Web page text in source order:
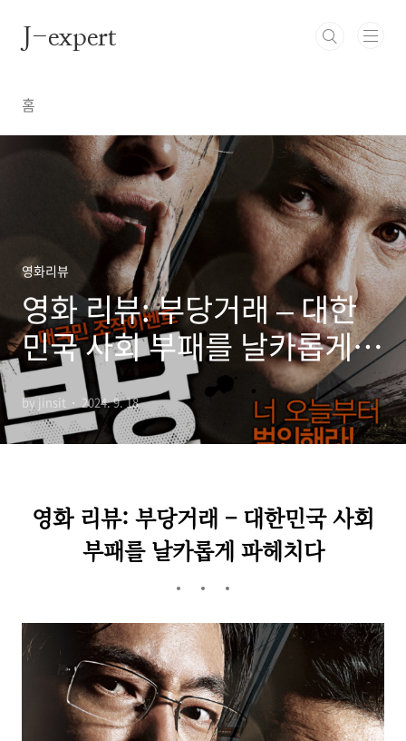
J-expert
홈
영화리뷰
영화 리뷰: 부당거래 – 대한
민국 사회 부패를 날카롭게
파헤치다
by jinsit 2024. 9. 18.
영화 리뷰: 부당거래 – 대한민국 사회
부패를 날카롭게 파헤치다